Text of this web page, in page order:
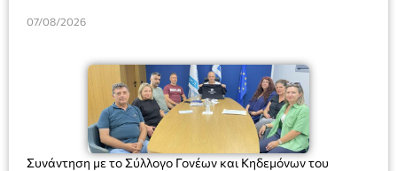
07/08/2026
Συνάντηση με το Σύλλογο Γονέων και Κηδεμόνων του